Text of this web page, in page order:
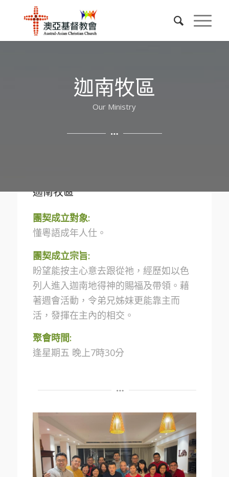
迦南牧區
Our Ministry
迦南牧區
團契成立對象:
懂粵語成年人仕。
團契成立宗旨:
盼望能按主心意去跟從祂，經歷如以色
列人進入迦南地得神的賜福及帶領。藉
著週會活動，令弟兄姊妹更能靠主而
活，發揮在主內的相交。
聚會時間:
逢星期五 晚上7時30分